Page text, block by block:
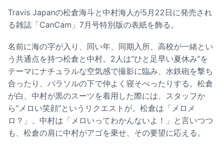
Travis Japanの松倉海斗と中村海人が5月22日に発売され
る雑誌「CanCam」7月号特別版の表紙を飾る。
名前に海の字が入り、同い年、同期入所、高校が一緒とい
う共通点を持つ松倉と中村。2人は“ひと足早い夏休み”を
テーマにナチュラルな空気感で撮影に臨み、水鉄砲を撃ち
合ったり、パラソルの下で仲よく寝そべったりする。松倉
が白、中村が黒のスーツを着用した際には、スタッフか
ら“メロい笑顔”というリクエストが。松倉は「メロメ
ロ？」、中村は「メロいってわかんないよ！」と言いつつ
も、松倉の肩に中村がアゴを乗せ、その要望に応える。